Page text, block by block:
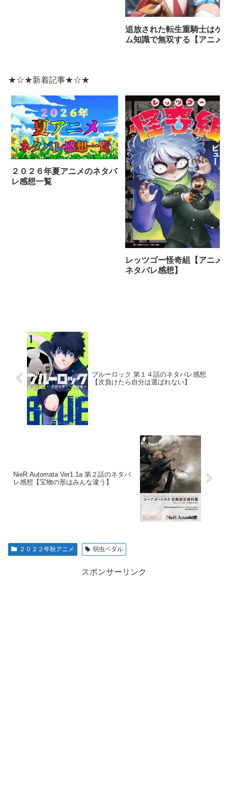
追放された転生重騎士はゲ
ム知識で無双する【アニメ
★☆★新着記事★☆★
２０２６年夏アニメのネタバ
レ感想一覧
レッツゴー怪奇組【アニメ
ネタバレ感想】
ブルーロック 第１４話のネタバレ感想
【次負けたら自分は選ばれない】
NieR:Automata Ver1.1a 第２話のネタバ
レ感想【宝物の形はみんな違う】
２０２２年秋アニメ 弱虫ペダル
スポンサーリンク